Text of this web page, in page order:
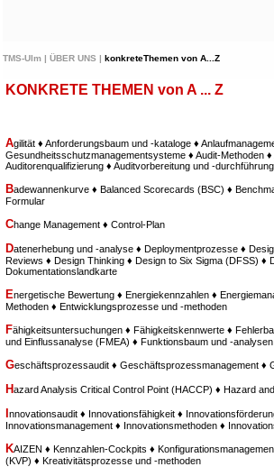
TMS-Ulm | ÜBER UNS | konkreteThemen von A...Z
KONKRETE THEMEN von A ... Z
Agilität ♦ Anforderungsbaum und -kataloge ♦
Gesundheitsschutzmanagementsysteme ♦ Audit-Methoden ♦
Auditorenqualifizierung ♦ Auditvorbereitung und -
Badewannenkurve ♦ Balanced Scorecards (BSC) ♦
Formular
Change Management ♦ Control-Plan
Datenerhebung und -analyse ♦ Deploymentprozesse ♦
Reviews ♦ Design Thinking ♦ Design to Six Sigma (DFSS) ♦
Dokumentationslandkarte
Energetische Bewertung ♦ Energiekennzahlen ♦
Methoden ♦ Entwicklungsprozesse und -methoden
Fähigkeitsuntersuchungen ♦ Fähigkeitskennwerte ♦
und Einflussanalyse (FMEA) ♦ Funktionsbaum und -analysen
Geschäftsprozessaudit ♦ Geschäftsprozessmanagement ♦
Hazard Analysis Critical Control Point (HACCP) ♦ Hazard
nnovationsaudit ♦ Innovationsfähigkeit ♦
Innovationsmanagement ♦ Innovationsmethoden ♦
KAIZEN ♦ Kennzahlen-Cockpits ♦
(KVP) ♦ Kreativitätsprozesse und -methoden